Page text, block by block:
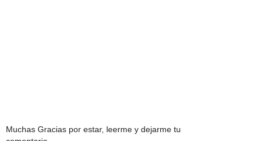
Muchas Gracias por estar, leerme y dejarme tu